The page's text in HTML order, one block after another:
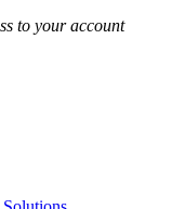
to your account